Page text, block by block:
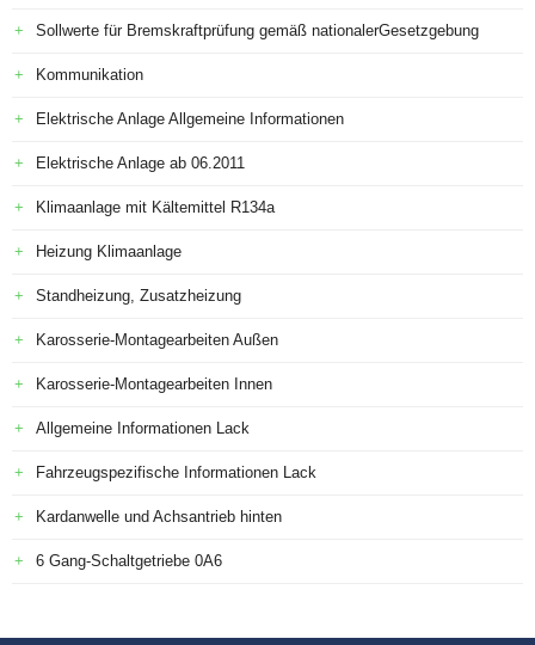
Sollwerte für Bremskraftprüfung gemäß nationalerGesetzgebung
Kommunikation
Elektrische Anlage Allgemeine Informationen
Elektrische Anlage ab 06.2011
Klimaanlage mit Kältemittel R134a
Heizung Klimaanlage
Standheizung, Zusatzheizung
Karosserie-Montagearbeiten Außen
Karosserie-Montagearbeiten Innen
Allgemeine Informationen Lack
Fahrzeugspezifische Informationen Lack
Kardanwelle und Achsantrieb hinten
6 Gang-Schaltgetriebe 0A6